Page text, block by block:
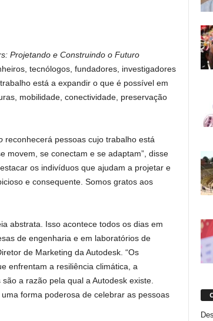
Projetando e Construindo o Futuro
tecnólogos, fundadores, investigadores
está a expandir o que é possível em
mobilidade, conectividade, preservação
reconhecerá pessoas cujo trabalho está
movem, se conectam e se adaptam”, disse
os indivíduos que ajudam a projetar e
e consequente. Somos gratos aos
abstrata. Isso acontece todos os dias em
de engenharia e em laboratórios de
de Marketing da Autodesk. “Os
enfrentam a resiliência climática, a
a razão pela qual a Autodesk existe.
forma poderosa de celebrar as pessoas